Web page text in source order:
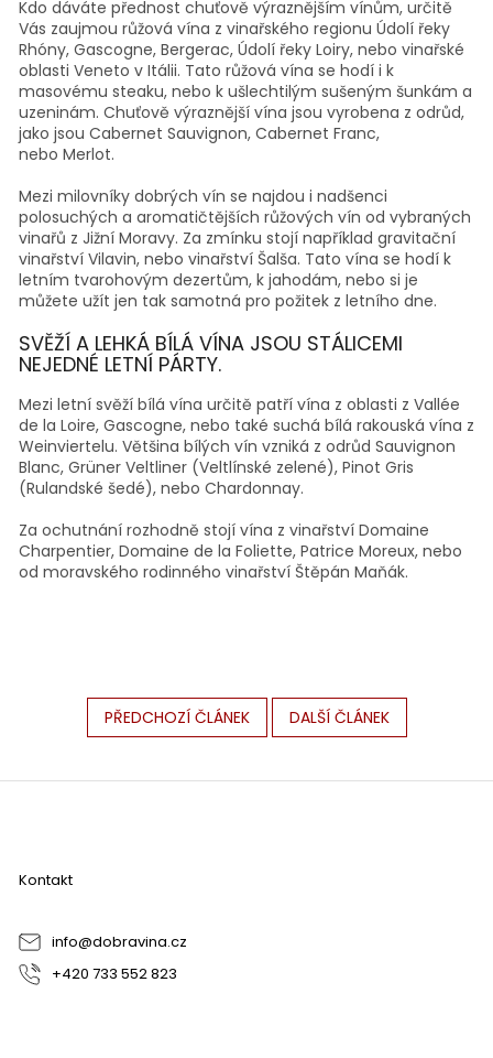
Kdo dáváte přednost chuťově výraznějším vínům, určitě
Vás zaujmou růžová vína z vinařského regionu Údolí řeky
Rhóny, Gascogne, Bergerac, Údolí řeky Loiry, nebo vinařské
oblasti Veneto v Itálii. Tato růžová vína se hodí i k
masovému steaku, nebo k ušlechtilým sušeným šunkám a
uzeninám. Chuťově výraznější vína jsou vyrobena z odrůd,
jako jsou Cabernet Sauvignon, Cabernet Franc,
nebo Merlot.
Mezi milovníky dobrých vín se najdou i nadšenci
polosuchých a aromatičtějších růžových vín od vybraných
vinařů z Jižní Moravy. Za zmínku stojí například gravitační
vinařství Vilavin, nebo vinařství Šalša. Tato vína se hodí k
letním tvarohovým dezertům, k jahodám, nebo si je
můžete užít jen tak samotná pro požitek z letního dne.
SVĚŽÍ A LEHKÁ BÍLÁ VÍNA JSOU STÁLICEMI
NEJEDNÉ LETNÍ PÁRTY.
Mezi letní svěží bílá vína určitě patří vína z oblasti z Vallée
de la Loire, Gascogne, nebo také suchá bílá rakouská vína z
Weinviertelu. Většina bílých vín vzniká z odrůd Sauvignon
Blanc, Grüner Veltliner (Veltlínské zelené), Pinot Gris
(Rulandské šedé), nebo Chardonnay.
Za ochutnání rozhodně stojí vína z vinařství Domaine
Charpentier, Domaine de la Foliette, Patrice Moreux, nebo
od moravského rodinného vinařství Štěpán Maňák.
PŘEDCHOZÍ ČLÁNEK DALŠÍ ČLÁNEK
Z
Kontakt
info@dobravina.cz
+420 733 552 823